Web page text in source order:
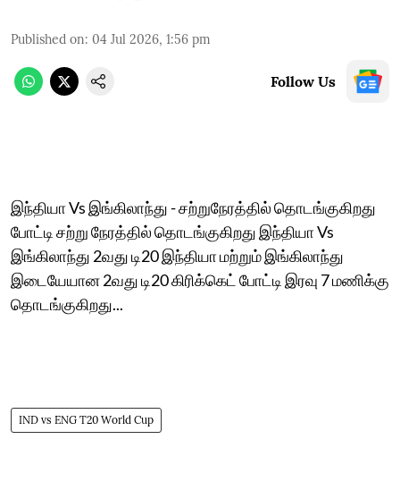
Published on: 04 Jul 2026, 1:56 pm
Follow Us
இந்தியா Vs இங்கிலாந்து - சற்றுநேரத்தில் தொடங்குகிறது
போட்டி சற்று நேரத்தில் தொடங்குகிறது இந்தியா Vs
இங்கிலாந்து 2வது டி20 இந்தியா மற்றும் இங்கிலாந்து
இடையேயான 2வது டி20 கிரிக்கெட் போட்டி இரவு 7 மணிக்கு
தொடங்குகிறது...
IND vs ENG T20 World Cup